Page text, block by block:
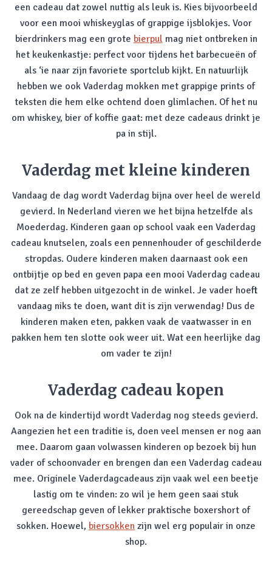
een cadeau dat zowel nuttig als leuk is. Kies bijvoorbeeld
voor een mooi whiskeyglas of grappige ijsblokjes. Voor
bierdrinkers mag een grote bierpul mag niet ontbreken in
het keukenkastje: perfect voor tijdens het barbecueën of
als ‘ie naar zijn favoriete sportclub kijkt. En natuurlijk
hebben we ook Vaderdag mokken met grappige prints of
teksten die hem elke ochtend doen glimlachen. Of het nu
om whiskey, bier of koffie gaat: met deze cadeaus drinkt je
pa in stijl.
Vaderdag met kleine kinderen
Vandaag de dag wordt Vaderdag bijna over heel de wereld
gevierd. In Nederland vieren we het bijna hetzelfde als
Moederdag. Kinderen gaan op school vaak een Vaderdag
cadeau knutselen, zoals een pennenhouder of geschilderde
stropdas. Oudere kinderen maken daarnaast ook een
ontbijtje op bed en geven papa een mooi Vaderdag cadeau
dat ze zelf hebben uitgezocht in de winkel. Je vader hoeft
vandaag niks te doen, want dit is zijn verwendag! Dus de
kinderen maken eten, pakken vaak de vaatwasser in en
pakken hem ten slotte ook weer uit. Wat een heerlijke dag
om vader te zijn!
Vaderdag cadeau kopen
Ook na de kindertijd wordt Vaderdag nog steeds gevierd.
Aangezien het een traditie is, doen veel mensen er nog aan
mee. Daarom gaan volwassen kinderen op bezoek bij hun
vader of schoonvader en brengen dan een Vaderdag cadeau
mee. Originele Vaderdagcadeaus zijn vaak wel een beetje
lastig om te vinden: zo wil je hem geen saai stuk
gereedschap geven of lekker praktische boxershort of
sokken. Hoewel, biersokken zijn wel erg populair in onze
shop.